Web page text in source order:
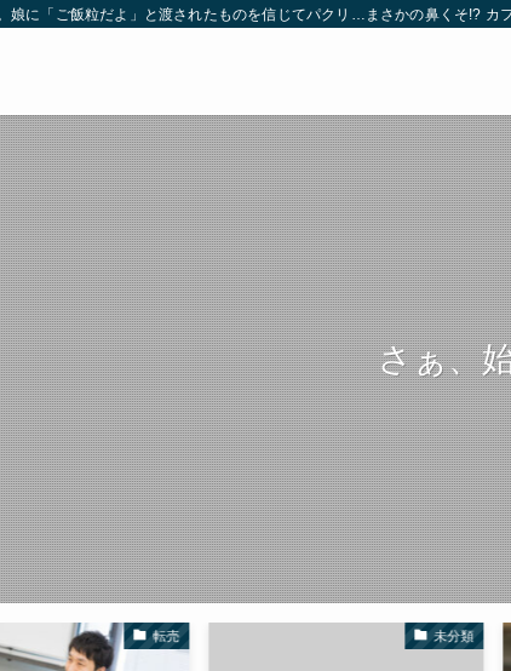
娘に「ご飯粒だよ」と渡されたものを信じてパクリ…まさかの鼻くそ!?
さぁ、